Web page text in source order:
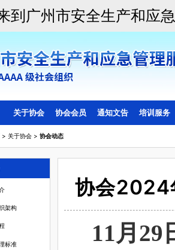
到广州市安全生产和应
关于协会
协会简介
协会会员
会员目录
一般单位会员
通知文告 培训服务
> 关于协会 >协会动态
架构
标准
协会2024
11月29